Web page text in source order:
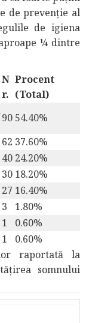
de prevenție al
de igiena
¼ dintre
N
r.
Procent
(Total)
90 54.40%
62 37.60%
40 24.20%
30 18.20%
27 16.40%
3
1.80%
1
0.60%
1
0.60%
raportată la
somnului